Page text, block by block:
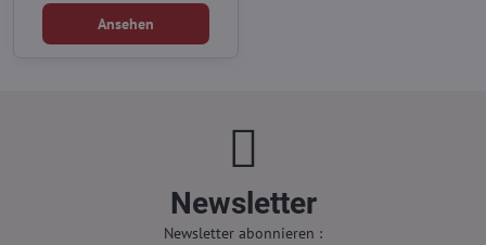
Ansehen
Newsletter
Newsletter abonnieren :